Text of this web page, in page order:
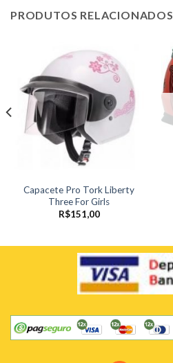
PRODUTOS RELACIONADOS
Capacete Pro Tork Liberty
Three For Girls
R$151,00